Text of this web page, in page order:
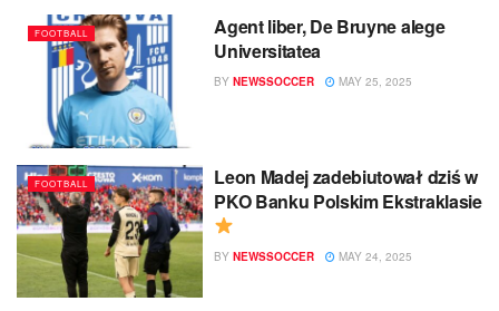
FOOTBALL
Agent liber, De Bruyne alege
Universitatea
BY NEWSSOCCER MAY 25, 2025
FOOTBALL
Leon Madej zadebiutował dziś w
PKO Banku Polskim Ekstraklasie
BY NEWSSOCCER MAY 24, 2025